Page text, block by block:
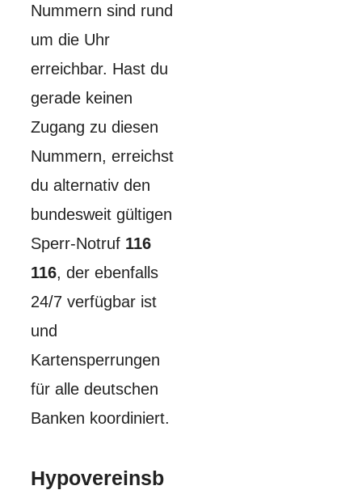
Nummern sind rund
um die Uhr
erreichbar. Hast du
gerade keinen
Zugang zu diesen
Nummern, erreichst
du alternativ den
bundesweit gültigen
Sperr-Notruf 116
116, der ebenfalls
24/7 verfügbar ist
und
Kartensperrungen
für alle deutschen
Banken koordiniert.
Hypovereinsb